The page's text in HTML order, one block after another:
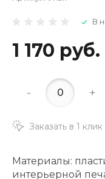
В
1 170 руб.
- +
Заказать в 1 клик
Материалы:
интерьерной